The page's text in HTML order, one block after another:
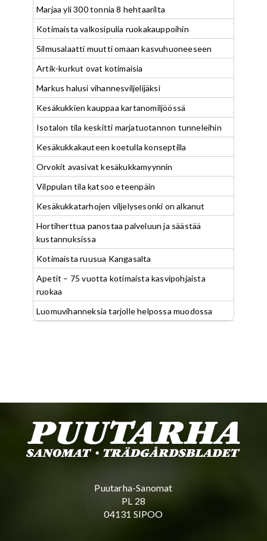
Marjaa yli 300 tonnia 8 hehtaarilta
Kotimaista valkosipulia ruokakauppoihin
Silmusalaatti muutti omaan kasvuhuoneeseen
Artik-kurkut ovat kotimaisia
Markus halusi vihannesviljelijäksi
Kesäkukkien kauppaa kartanomiljöössä
Isotalon tila keskitti marjatuotannon tunneleihin
Kesäkukkakauteen koetulla konseptilla
Orvokit avasivat kesäkukkamyynnin
Vilppulan tila katsoo eteenpäin
Kesäkukkatarhojen viljelysesonki on alkanut
Hortiherttua panostaa palveluun ja säästää
kustannuksissa
Kotimaista ruusua Kangasalta
Apetit – 75 vuotta kotimaista kasvipohjaista
ruokaa
Luomuvihanneksia tarjolle helpossa muodossa
Puutarha-Sanomat
PL 28
04131 SIPOO